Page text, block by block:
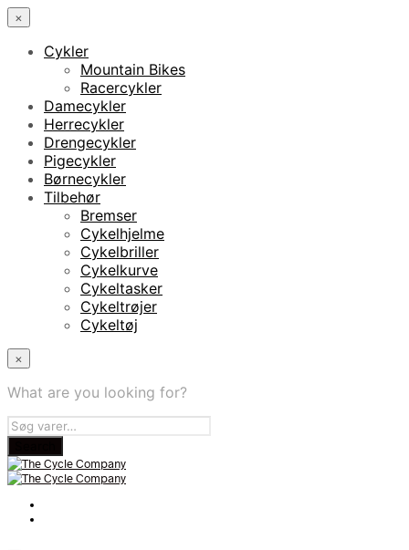
×
Cykler
Mountain Bikes
Racercykler
Damecykler
Herrecykler
Drengecykler
Pigecykler
Børnecykler
Tilbehør
Bremser
Cykelhjelme
Cykelbriller
Cykelkurve
Cykeltasker
Cykeltrøjer
Cykeltøj
×
What are you looking for?